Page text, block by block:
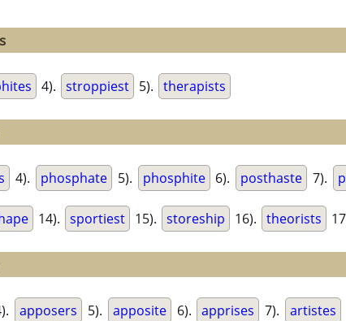
4). stroppiest 5). therapists
4). phosphate 5). phosphite 6). posthaste 7).
14). sportiest 15). storeship 16). theorists
apposers 5). apposite 6). apprises 7). artistes